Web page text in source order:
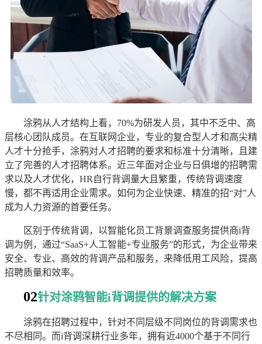
涂鸦从人才结构上看，70%为研发人员，其中不乏中、高
层核心团队成员。在互联网企业，专业的复合型人才和高尖精
人才十分抢手，涂鸦对人才招聘的要求和标准十分清晰，且建
立了完善的人才招聘体系。近三年面对企业与日俱增的招聘需
求以及人才优化，HR自行背调量大且繁重，传统背调速度
慢，都不再适用企业需求。如何为企业快速、精准的招“对”人
成为人力资源的首要任务。
区别于传统背调，以智能化员工背景调查服务提供商i背
调为例，通过“SaaS+人工智能+专业服务”的形式，为企业带来
安全、专业、高效的背调产品和服务，来降低用工风险，提高
招聘质量和效率。
02针对涂鸦智能i背调提供的解决方案
涂鸦在招聘过程中，针对不同层级不同岗位的背调需求也
不尽相同。而i背调深耕行业多年，拥有近4000个基于不同行